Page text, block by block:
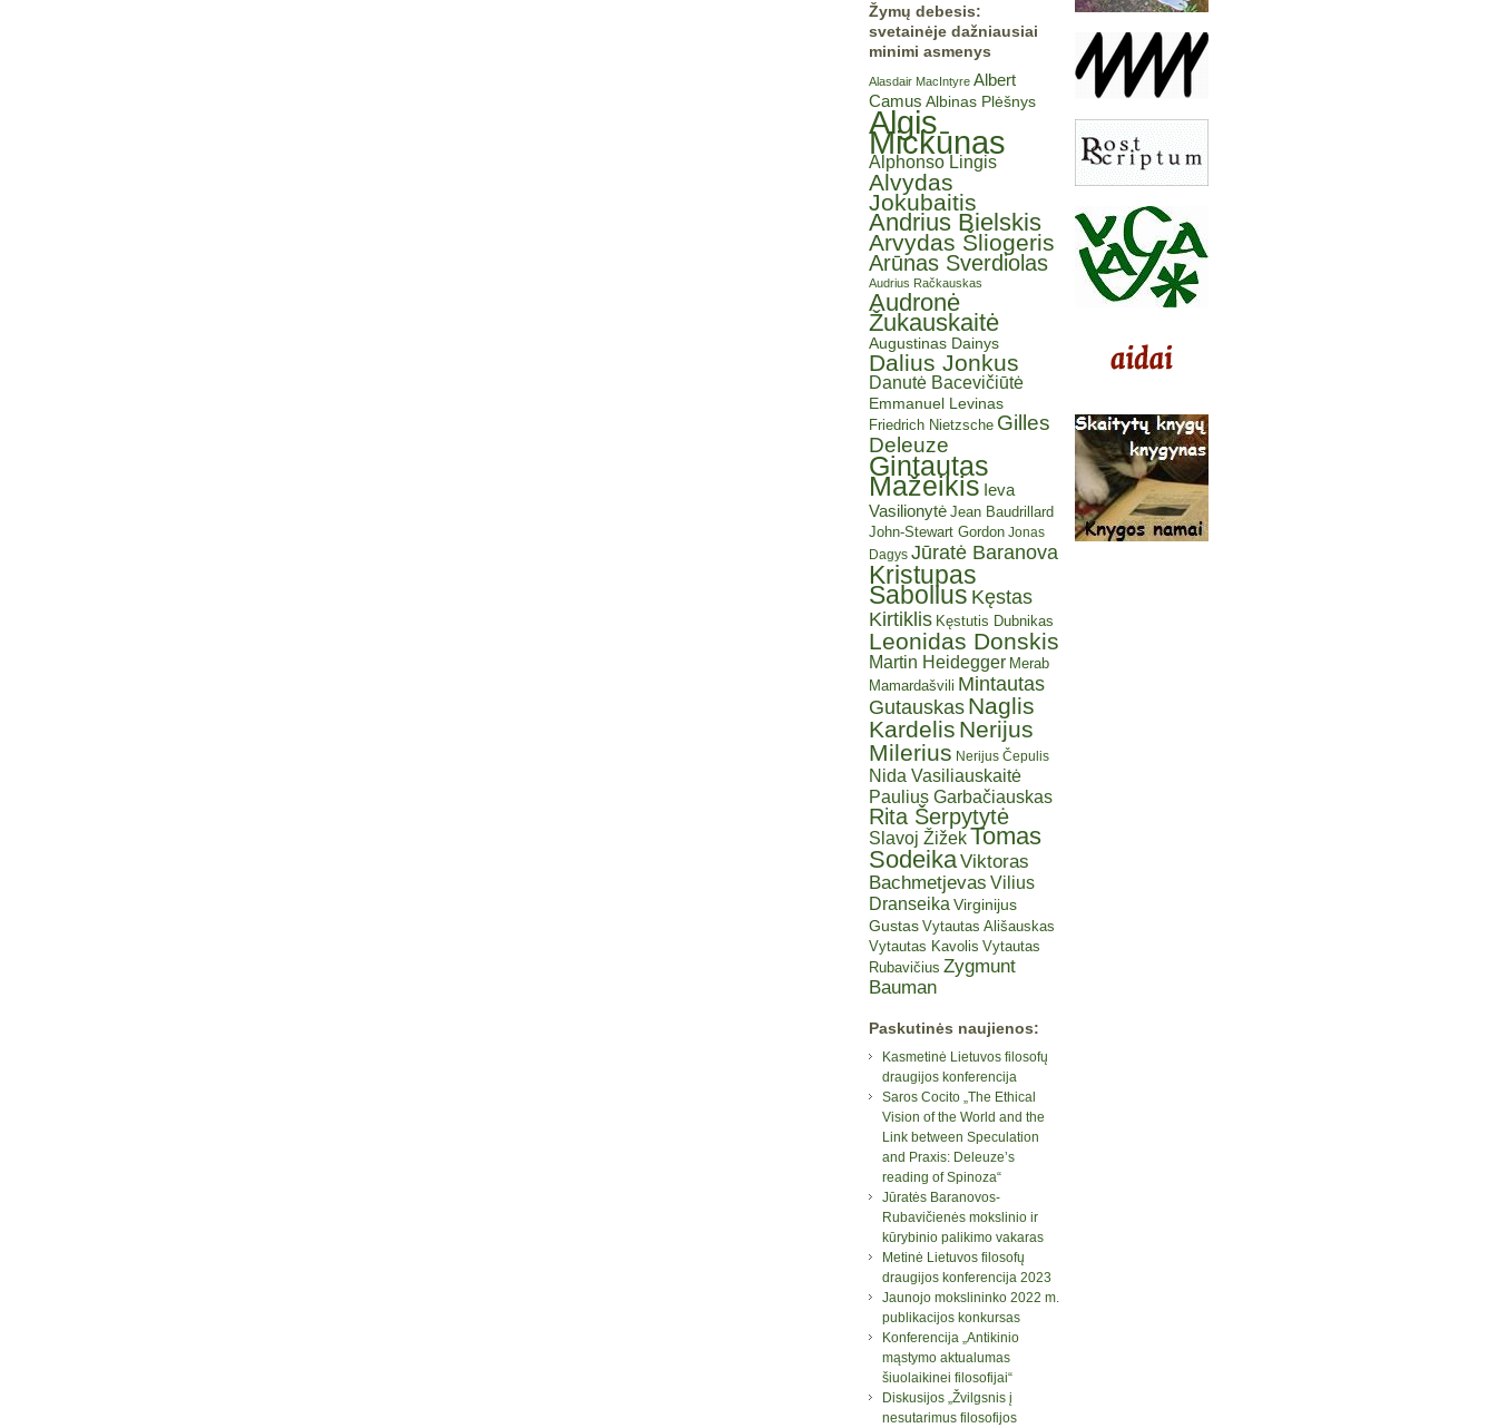
Žymų debesis:
svetainėje dažniausiai
minimi asmenys
Alasdair MacIntyre Albert
Camus Albinas Plėšnys
Algis
Mickūnas
Alphonso Lingis
Alvydas
Jokubaitis
Andrius Bielskis
Arvydas Šliogeris
Arūnas Sverdiolas
Audrius Račkauskas
Audronė
Žukauskaitė
Augustinas Dainys
Dalius Jonkus
Danutė Bacevičiūtė
Emmanuel Levinas
Friedrich Nietzsche Gilles
Deleuze
Gintautas
Mažeikis Ieva
Vasilionytė Jean Baudrillard
John-Stewart Gordon Jonas
Dagys Jūratė Baranova
Kristupas
Sabolius Kęstas
Kirtiklis Kęstutis Dubnikas
Leonidas Donskis
Martin Heidegger Merab
Mamardašvili Mintautas
Gutauskas Naglis
Kardelis Nerijus
Milerius Nerijus Čepulis
Nida Vasiliauskaitė
Paulius Garbačiauskas
Rita Šerpytytė
Slavoj ŽižekTomas
SodeikaViktoras
Bachmetjevas Vilius
Dranseika Virginijus
Gustas Vytautas Ališauskas
Vytautas Kavolis Vytautas
Rubavičius Zygmunt
Bauman
Paskutinės naujienos:
Kasmetinė Lietuvos filosofų
draugijos konferencija
Saros Cocito „The Ethical
Vision of the World and the
Link between Speculation
and Praxis: Deleuze’s
reading of Spinoza“
Jūratės Baranovos-
Rubavičienės mokslinio ir
kūrybinio palikimo vakaras
Metinė Lietuvos filosofų
draugijos konferencija 2023
Jaunojo mokslininko 2022 m.
publikacijos konkursas
Konferencija „Antikinio
mąstymo aktualumas
šiuolaikinei filosofijai“
Diskusijos „Žvilgsnis į
nesutarimus filosofijos